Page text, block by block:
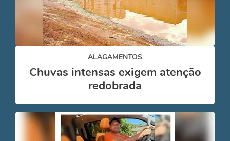
ALAGAMENTOS
Chuvas intensas exigem atenção
redobrada